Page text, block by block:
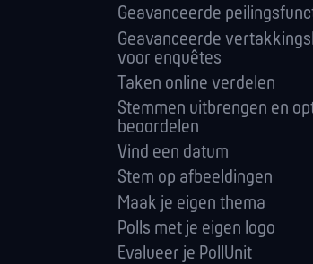
Geavanceerde
Geavanceerde
voor enquêtes
Taken online verdelen
Stemmen uitbrengen en
beoordelen
Vind een datum
Stem op afbeeldingen
Maak je eigen thema
Polls met je eigen logo
Evalueer je PollUnit